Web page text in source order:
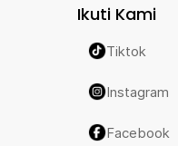
Ikuti Kami
Tiktok
Instagram
Facebook